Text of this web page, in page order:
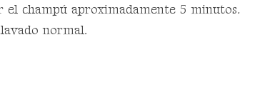
el champú aproximadamente 5 minutos.
normal.